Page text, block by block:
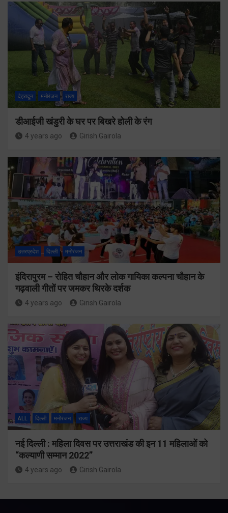
देहरादून मनोरंजन राज्य
डीआईजी खंडुरी के घर पर बिखरे होली के रंग
4 years ago Girish Gairola
उत्तरप्रदेश दिल्ली मनोरंजन
इंदिरापुरम – रोहित चौहान और लोक गायिका कल्पना चौहान के
गढ़वाली गीतों पर जमकर थिरके दर्शक
4 years ago Girish Gairola
ALL दिल्ली मनोरंजन राज्य
नई दिल्ली : महिला दिवस पर उत्तराखंड की इन 11 महिलाओं को
“कल्याणी सम्मान 2022”
4 years ago Girish Gairola